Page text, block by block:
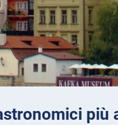
più